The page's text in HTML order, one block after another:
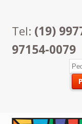
Tel: (19)
97154-0079